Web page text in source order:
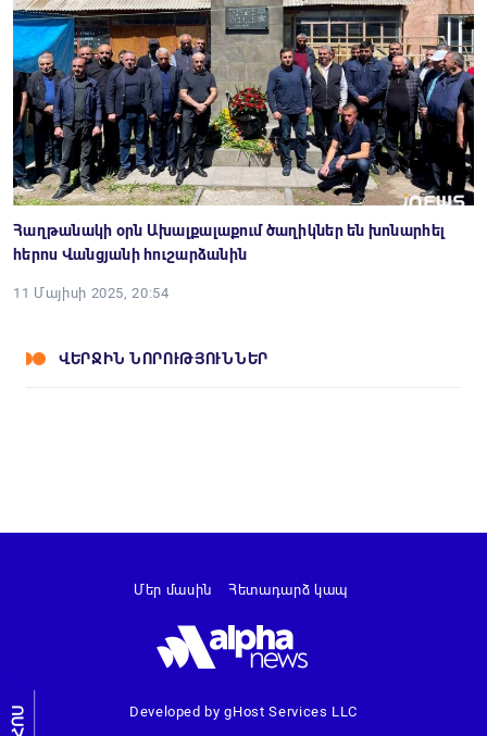
Հաղթանակի օրն Ախալքալաքում ծաղիկներ են խոնարհել
հերոս Վանցյանի հուշարձանին
11 Մայիսի 2025, 20:54
ՎԵՐՋԻՆ ՆՈՐՈՒԹՅՈՒՆՆԵՐ
Developed by gHost Services LLC
Մեր մասին Հետադարձ կապ